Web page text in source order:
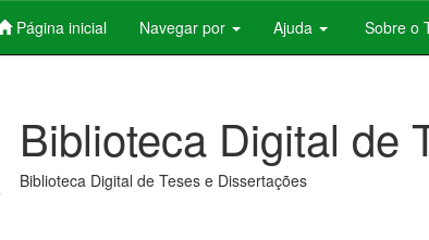
Página inicial Navegar por Ajuda Sobre o
Biblioteca Digital de
Biblioteca Digital de Teses e Dissertações